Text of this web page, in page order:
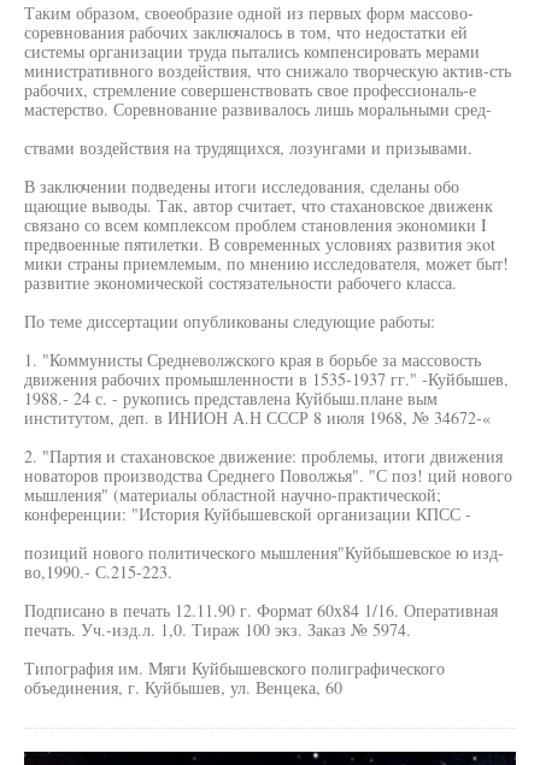
Таким образом, своеобразие одной из первых форм массово-
соревнования рабочих заключалось в том, что недостатки ей
системы организации труда пытались компенсировать мерами
министративного воздействия, что снижало творческую актив-сть
рабочих, стремление совершенствовать свое профессиональ-е
мастерство. Соревнование развивалось лишь моральными сред-
ствами воздействия на трудящихся, лозунгами и призывами.
В заключении подведены итоги исследования, сделаны обо
щающие выводы. Так, автор считает, что стахановское движенк
связано со всем комплексом проблем становления экономики I
предвоенные пятилетки. В современных условиях развития экot
мики страны приемлемым, по мнению исследователя, может быт!
развитие экономической состязательности рабочего класса.
По теме диссертации опубликованы следующие работы:
1. "Коммунисты Средневолжского края в борьбе за массовость
движения рабочих промышленности в 1535-1937 гг." -Куйбышев,
1988.- 24 с. - рукопись представлена Куйбыш.плане вым
институтом, деп. в ИНИОН А.Н СССР 8 июля 1968, № 34672-«
2. "Партия и стахановское движение: проблемы, итоги движения
новаторов производства Среднего Поволжья". "С поз! ций нового
мышления" (материалы областной научно-практической;
конференции: "История Куйбышевской организации КПСС -
позиций нового политического мышления"Куйбышевское ю изд-
во,1990.- С.215-223.
Подписано в печать 12.11.90 г. Формат 60x84 1/16. Оперативная
печать. Уч.-изд.л. 1,0. Тираж 100 экз. Заказ № 5974.
Типография им. Мяги Куйбышевского полиграфического
объединения, г. Куйбышев, ул. Венцека, 60